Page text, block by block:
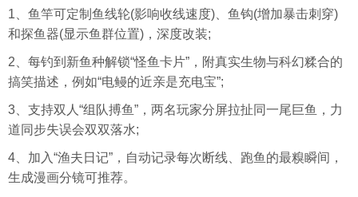
1、鱼竿可定制鱼线轮(影响收线速度)、鱼钩(增加暴击刺穿)
和探鱼器(显示鱼群位置)，深度改装;
2、每钓到新鱼种解锁“怪鱼卡片”，附真实生物与科幻糅合的
搞笑描述，例如“电鳗的近亲是充电宝”;
3、支持双人“组队搏鱼”，两名玩家分屏拉扯同一尾巨鱼，力
道同步失误会双双落水;
4、加入“渔夫日记”，自动记录每次断线、跑鱼的最糗瞬间，
生成漫画分镜可推荐。